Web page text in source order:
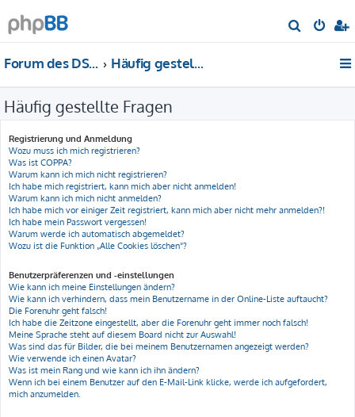
u
Forum des DS-Club Deutschland e.V. Häufig gestellte Fragen
Häufig gestellte Fragen
Registrierung und Anmeldung
Wozu muss ich mich registrieren?
Was ist COPPA?
Warum kann ich mich nicht registrieren?
Ich habe mich registriert, kann mich aber nicht anmelden!
Warum kann ich mich nicht anmelden?
Ich habe mich vor einiger Zeit registriert, kann mich aber nicht mehr anmelden?!
Ich habe mein Passwort vergessen!
Warum werde ich automatisch abgemeldet?
Wozu ist die Funktion „Alle Cookies löschen“?
Benutzerpräferenzen und -einstellungen
Wie kann ich meine Einstellungen ändern?
Wie kann ich verhindern, dass mein Benutzername in der Online-Liste auftaucht?
Die Forenuhr geht falsch!
Ich habe die Zeitzone eingestellt, aber die Forenuhr geht immer noch falsch!
Meine Sprache steht auf diesem Board nicht zur Auswahl!
Was sind das für Bilder, die bei meinem Benutzernamen angezeigt werden?
Wie verwende ich einen Avatar?
Was ist mein Rang und wie kann ich ihn ändern?
Wenn ich bei einem Benutzer auf den E-Mail-Link klicke, werde ich aufgefordert,
mich anzumelden.